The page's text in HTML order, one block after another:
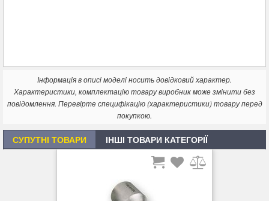
Інформація в описі моделі носить довідковий характер.
Характеристики, комплектацію товару виробник може змінити без
повідомлення. Перевірте специфікацію (характеристики) товару перед
покупкою.
СУПУТНІ ТОВАРИ ІНШІ ТОВАРИ КАТЕГОРІЇ